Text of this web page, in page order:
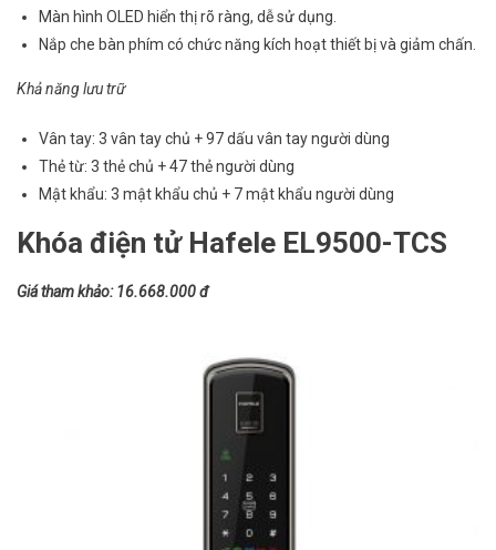
Màn hình OLED hiển thị rõ ràng, dễ sử dụng.
Nắp che bàn phím có chức năng kích hoạt thiết bị và giảm chấn.
Khả năng lưu trữ
Vân tay: 3 vân tay chủ + 97 dấu vân tay người dùng
Thẻ từ: 3 thẻ chủ + 47 thẻ người dùng
Mật khẩu: 3 mật khẩu chủ + 7 mật khẩu người dùng
Khóa điện tử Hafele EL9500-TCS
Giá tham khảo: 16.668.000 đ